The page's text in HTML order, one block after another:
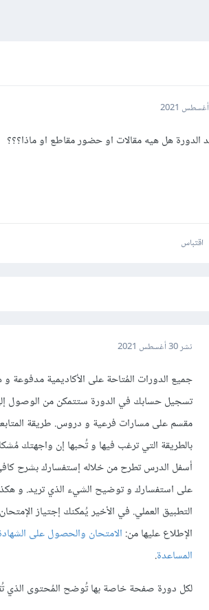
الدورة هل هيه مقالات او حضور مقاطع او ماذا؟؟؟
اقتباس
نشر30 أغسطس 2021
جميع الدورات المُتاحة على الأكاديمية
تسجيل حسابك في الدورة ستتمكن من الوصول
مقسم على مسارات فرعية و دروس. طريقة
بالطريقة التي ترغب فيها و تُحبها إن واجهتك
أسفل الدرس تطرح من خلاله إستفسارك بشرح كافي
على استفسارك و توضيح الشيء الذي تريد. و
التطبيق العملي. في الأخير يُمكنك إجتياز
الإطلاع عليها من: الامتحان والحصول على
المساعدة.
لكل دورة صفحة خاصة بها تُوضح المُحتوى الذي